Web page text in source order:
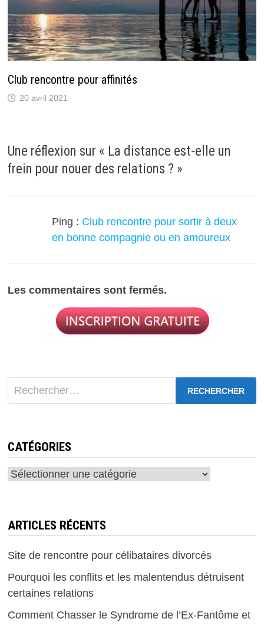
Club rencontre pour affinités
20 avril 2021
Une réflexion sur « La distance est-elle un
frein pour nouer des relations ? »
Ping : Club rencontre pour sortir à deux
en bonne compagnie ou en amoureux
Les commentaires sont fermés.
Rechercher :
CATÉGORIES
Catégories
ARTICLES RÉCENTS
Site de rencontre pour célibataires divorcés
Pourquoi les conflits et les malentendus détruisent
certaines relations
Comment Chasser le Syndrome de l’Ex-Fantôme et